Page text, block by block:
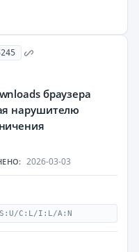
браузера
нарушителю
2026-03-03
S:U/C:L/I:L/A:N